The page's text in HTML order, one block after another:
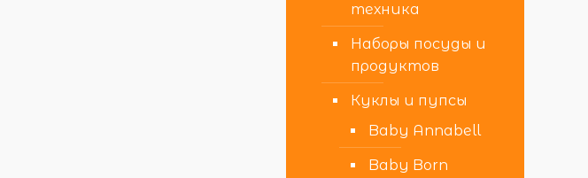
техника
Наборы посуды и
продуктов
Куклы и пупсы
Baby Annabell
Baby Born